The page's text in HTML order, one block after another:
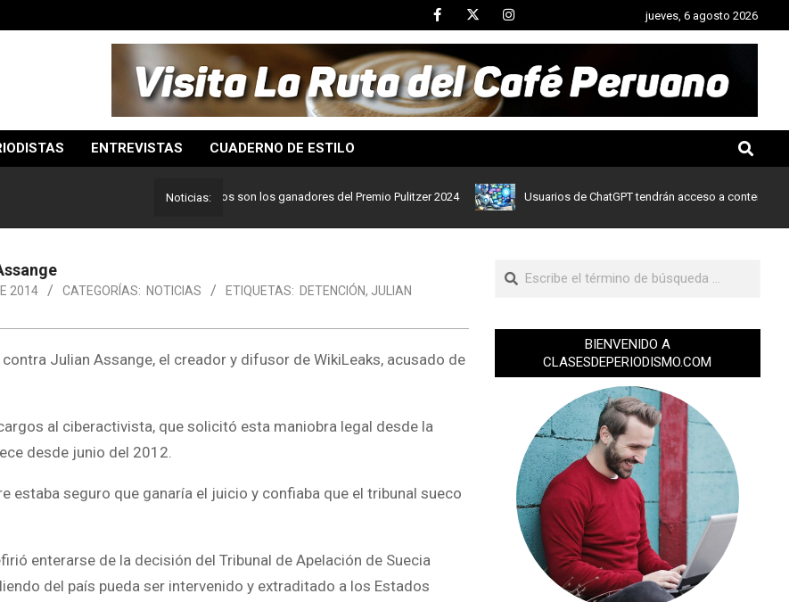
jueves, 6 agosto 2026
ENTREVISTAS CUADERNO DE ESTILO
Noticias:
Lo mejor del periodismo: Estos son los ganadores del Premio Pulitzer 2024 Usuarios de ChatGPT tendrán acceso a contenidos de
2014 CATEGORÍAS: NOTICIAS ETIQUETAS: DETENCIÓN, JULIAN
Julian Assange, el creador y difusor de WikiLeaks, acusado de
al ciberactivista, que solicitó esta maniobra legal desde la
desde junio del 2012.
estaba seguro que ganaría el juicio y confiaba que el tribunal sueco
enterarse de la decisión del Tribunal de Apelación de Suecia
del país pueda ser intervenido y extraditado a los Estados
BIENVENIDO A
CLASESDEPERIODISMO.COM